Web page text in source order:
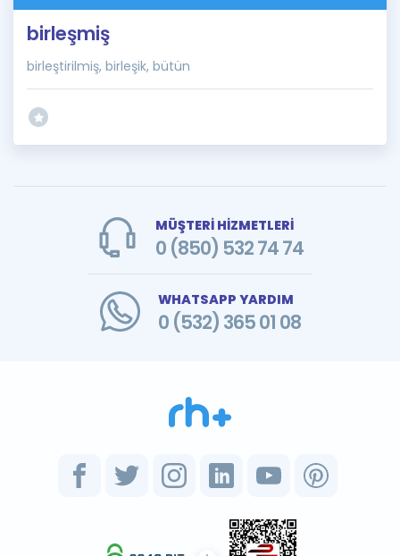
birleşmiş
birleştirilmiş, birleşik, bütün
MÜŞTERİ HİZMETLERİ
0 (850) 532 74 74
WHATSAPP YARDIM
0 (532) 365 01 08